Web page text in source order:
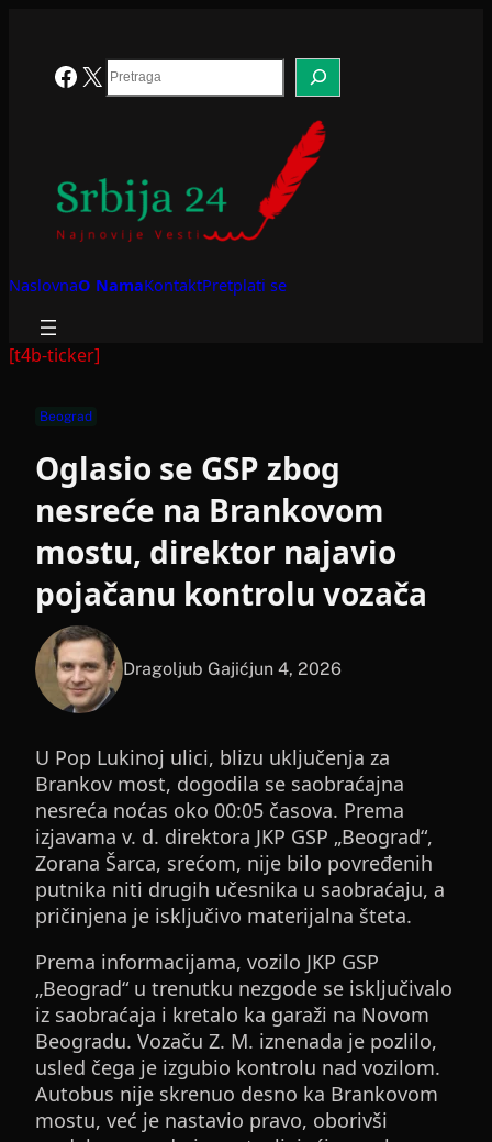
Facebook
X Search
NaslovnaO NamaKontaktPretplati se
[t4b-ticker]
Beograd
Oglasio se GSP zbog
nesreće na Brankovom
mostu, direktor najavio
pojačanu kontrolu vozača
Dragoljub Gajićjun 4, 2026
U Pop Lukinoj ulici, blizu uključenja za
Brankov most, dogodila se saobraćajna
nesreća noćas oko 00:05 časova. Prema
izjavama v. d. direktora JKP GSP „Beograd“,
Zorana Šarca, srećom, nije bilo povređenih
putnika niti drugih učesnika u saobraćaju, a
pričinjena je isključivo materijalna šteta.
Prema informacijama, vozilo JKP GSP
„Beograd“ u trenutku nezgode se isključivalo
iz saobraćaja i kretalo ka garaži na Novom
Beogradu. Vozaču Z. M. iznenada je pozlilo,
usled čega je izgubio kontrolu nad vozilom.
Autobus nije skrenuo desno ka Brankovom
mostu, već je nastavio pravo, oborivši